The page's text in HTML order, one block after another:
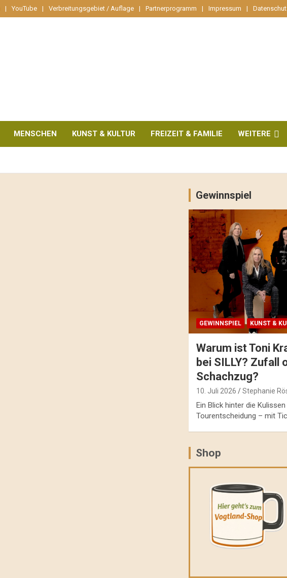
YouTube Verbreitungsgebiet / Auflage Partnerprogramm Impressum
MENSCHEN KUNST & KULTUR FREIZEIT & FAMILIE WEITERE
Gewinnspiel
GEWINNSPIEL KUNST &
Warum ist Toni
bei SILLY? Zufall
Schachzug?
10. Juli 2026 Stephanie
Ein Blick hinter die
Tourentscheidung – mit
Shop